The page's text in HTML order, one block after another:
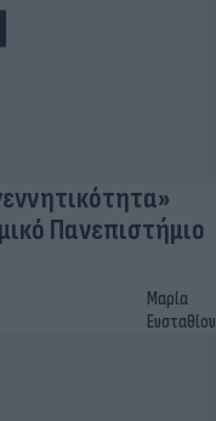
Πανεπιστήμιο
Μαρία
Ευσταθίου